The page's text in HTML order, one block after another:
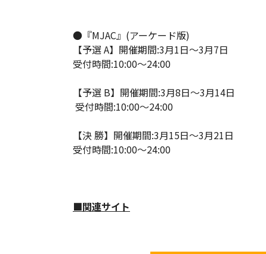
●『MJAC』(アーケード版)
【予選 A】開催期間:3月1日～3月7日
受付時間:10:00～24:00
【予選 B】開催期間:3月8日～3月14日
受付時間:10:00～24:00
【決 勝】開催期間:3月15日～3月21日
受付時間:10:00～24:00
■関連サイト